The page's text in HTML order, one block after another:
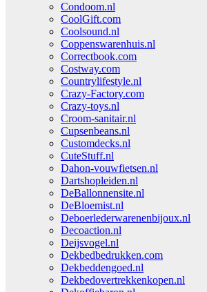
Condoom.nl
CoolGift.com
Coolsound.nl
Coppenswarenhuis.nl
Correctbook.com
Costway.com
Countrylifestyle.nl
Crazy-Factory.com
Crazy-toys.nl
Croom-sanitair.nl
Cupsenbeans.nl
Customdecks.nl
CuteStuff.nl
Dahon-vouwfietsen.nl
Dartshopleiden.nl
DeBallonnensite.nl
DeBloemist.nl
Deboerlederwarenenbijoux.nl
Decoaction.nl
Deijsvogel.nl
Dekbedbedrukken.com
Dekbeddengoed.nl
Dekbedovertrekkenkopen.nl